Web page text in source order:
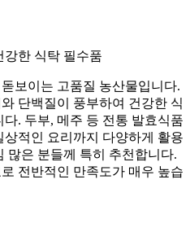
강한 식탁 필수품
보이는 고품질 농산물입니다.
단백질이 풍부하여 건강한 식
. 두부, 메주 등 전통 발효식품
적인 요리까지 다양하게 활용
많은 분들께 특히 추천합니다.
전반적인 만족도가 매우 높습